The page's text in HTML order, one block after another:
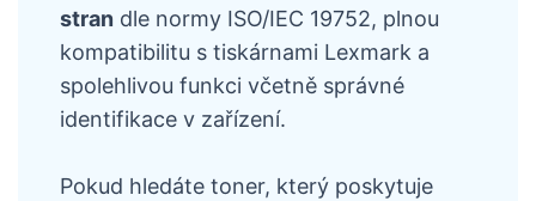
stran dle normy ISO/IEC 19752, plnou
kompatibilitu s tiskárnami Lexmark a
spolehlivou funkci včetně správné
identifikace v zařízení.
Pokud hledáte toner, který poskytuje